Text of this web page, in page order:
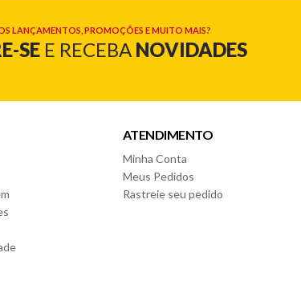
indicado
LANÇAMENTOS, PROMOÇÕES E MUITO MAIS?
SE E RECEBA NOVIDADES
ATENDIMENTO
Minha Conta
Meus Pedidos
Rastreie seu pedido